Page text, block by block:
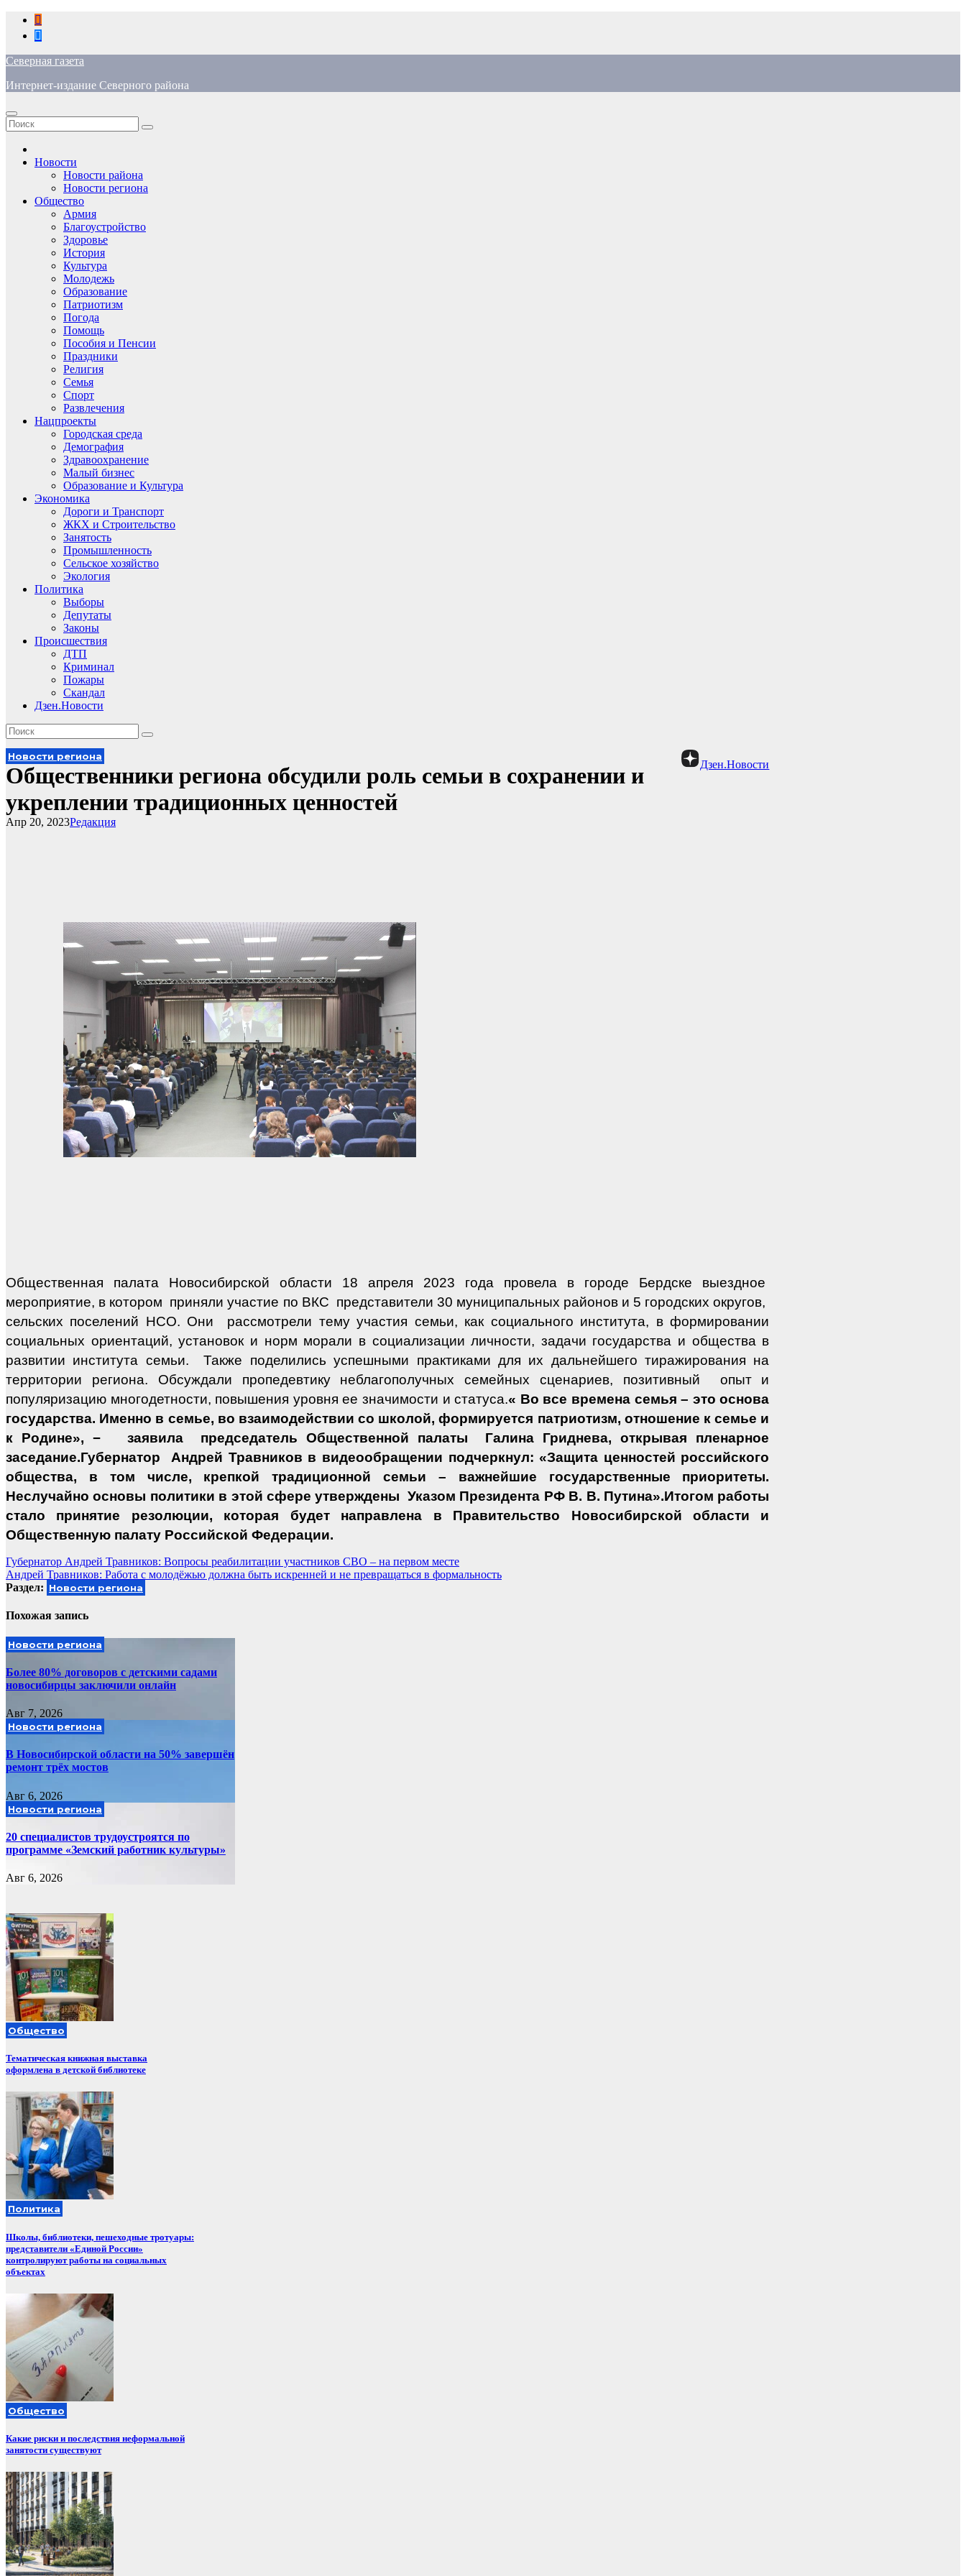
Перейти
содержимому
Северная газета
Интернет-издание Северного района
Новости
Новости района
Новости региона
Общество
Армия
Благоустройство
Здоровье
История
Культура
Молодежь
Образование
Патриотизм
Погода
Помощь
Пособия и Пенсии
Праздники
Религия
Семья
Спорт
Развлечения
Нацпроекты
Городская среда
Демография
Здравоохранение
Малый бизнес
Образование и Культура
Экономика
Дороги и Транспорт
ЖКХ и Строительство
Занятость
Промышленность
Сельское хозяйство
Экология
Политика
Выборы
Депутаты
Законы
Происшествия
ДТП
Криминал
Пожары
Скандал
Дзен.Новости
Дзен.Новости
Новости региона
Общественники региона обсудили роль семьи в сохранении и
укреплении традиционных ценностей
Редакция
Апр 20, 2023
Общественная палата Новосибирской области 18 апреля 2023 года провела в городе Бердске выездное
мероприятие, в котором приняли участие по ВКС представители 30 муниципальных районов и 5 городских округов,
сельских поселений НСО. Они
рассмотрели тему участия семьи, как социального института, в формировании
социальных ориентаций, установок и норм морали в социализации личности, задачи государства и общества в
развитии института семьи.
Также поделились успешными практиками для их дальнейшего тиражирования на
территории региона. Обсуждали пропедевтику неблагополучных семейных сценариев, позитивный
опыт и
популяризацию многодетности, повышения уровня ее значимости и статуса.« Во все времена семья – это основа
государства. Именно в семье, во взаимодействии со школой, формируется патриотизм, отношение к семье и
к Родине», −
заявила председатель Общественной палаты
Галина Гриднева, открывая пленарное
заседание.Губернатор
Андрей Травников в видеообращении подчеркнул: «Защита ценностей российского
общества, в том числе, крепкой традиционной семьи – важнейшие государственные приоритеты.
Неслучайно основы политики в этой сфере утверждены Указом Президента РФ В. В. Путина».Итогом работы
стало принятие резолюции, которая будет направлена в Правительство Новосибирской области и
Общественную палату Российской Федерации.
Навигация
по
Губернатор Андрей Травников: Вопросы реабилитации участников СВО – на первом месте
Андрей Травников: Работа с молодёжью должна быть искренней и не превращаться в формальность
Раздел: Новости региона
Похожая запись
Новости региона
Более 80% договоров с детскими садами
новосибирцы заключили онлайн
Авг 7, 2026
Новости региона
В Новосибирской области на 50% завершён
ремонт трёх мостов
Авг 6, 2026
Новости региона
20 специалистов трудоустроятся по
программе «Земский работник культуры»
Авг 6, 2026
Общество
Тематическая книжная выставка
оформлена в детской библиотеке
Политика
Школы, библиотеки, пешеходные тротуары:
представители «Единой России»
контролируют работы на социальных
объектах
Общество
Какие риски и последствия неформальной
занятости существуют